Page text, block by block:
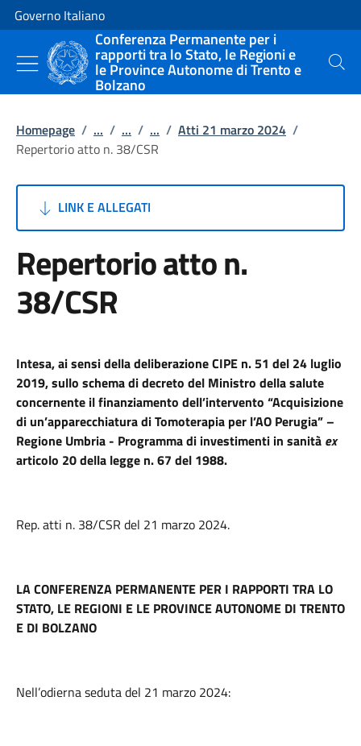
Vai al contenuto
Vai alla navigazione del sito
Governo Italiano
Conferenza Permanente per i
rapporti tra lo Stato, le Regioni e
le Province Autonome di Trento e
Bolzano
Cerca
Homepage / ... / ... / ... / Atti 21 marzo 2024 /
Repertorio atto n. 38/CSR
LINK E ALLEGATI
Repertorio atto n.
38/CSR
Intesa, ai sensi della deliberazione CIPE n. 51 del 24 luglio
2019, sullo schema di decreto del Ministro della salute
concernente il finanziamento dell’intervento “Acquisizione
di un’apparecchiatura di Tomoterapia per l’AO Perugia” –
Regione Umbria - Programma di investimenti in sanità ex
articolo 20 della legge n. 67 del 1988.
Rep. atti n. 38/CSR del 21 marzo 2024.
LA CONFERENZA PERMANENTE PER I RAPPORTI TRA LO
STATO, LE REGIONI E LE PROVINCE AUTONOME DI TRENTO
E DI BOLZANO
Nell’odierna seduta del 21 marzo 2024: